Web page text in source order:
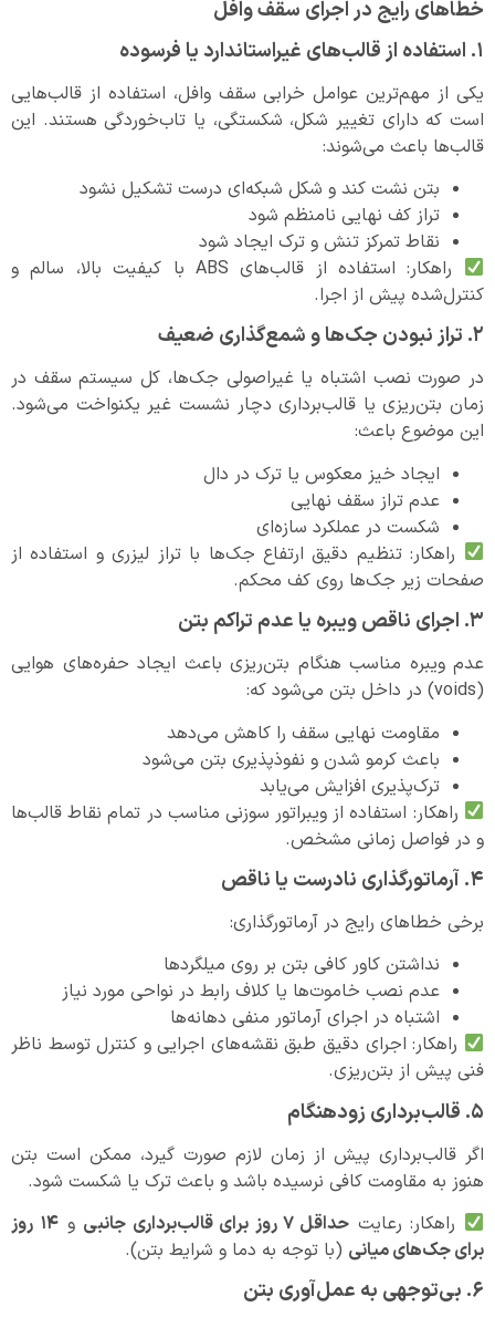
خطاهای رایج در اجرای سقف وافل
۱. استفاده از قالب‌های غیراستاندارد یا فرسوده
یکی از مهم‌ترین عوامل خرابی سقف وافل، استفاده از قالب‌هایی
است که دارای تغییر شکل، شکستگی، یا تاب‌خوردگی هستند. این
قالب‌ها باعث می‌شوند:
بتن نشت کند و شکل شبکه‌ای درست تشکیل نشود
تراز کف نهایی نامنظم شود
نقاط تمرکز تنش و ترک ایجاد شود
راهکار: استفاده از قالب‌های ABS با کیفیت بالا، سالم و
کنترل‌شده پیش از اجرا.
۲. تراز نبودن جک‌ها و شمع‌گذاری ضعیف
در صورت نصب اشتباه یا غیراصولی جک‌ها، کل سیستم سقف در
زمان بتن‌ریزی یا قالب‌برداری دچار نشست غیر یکنواخت می‌شود.
این موضوع باعث:
ایجاد خیز معکوس یا ترک در دال
عدم تراز سقف نهایی
شکست در عملکرد سازه‌ای
راهکار: تنظیم دقیق ارتفاع جک‌ها با تراز لیزری و استفاده از
صفحات زیر جک‌ها روی کف محکم.
۳. اجرای ناقص ویبره یا عدم تراکم بتن
عدم ویبره مناسب هنگام بتن‌ریزی باعث ایجاد حفره‌های هوایی
(voids) در داخل بتن می‌شود که:
مقاومت نهایی سقف را کاهش می‌دهد
باعث کرمو شدن و نفوذپذیری بتن می‌شود
ترک‌پذیری افزایش می‌یابد
راهکار: استفاده از ویبراتور سوزنی مناسب در تمام نقاط قالب‌ها
و در فواصل زمانی مشخص.
۴. آرماتورگذاری نادرست یا ناقص
برخی خطاهای رایج در آرماتورگذاری:
نداشتن کاور کافی بتن بر روی میلگردها
عدم نصب خاموت‌ها یا کلاف رابط در نواحی مورد نیاز
اشتباه در اجرای آرماتور منفی دهانه‌ها
راهکار: اجرای دقیق طبق نقشه‌های اجرایی و کنترل توسط ناظر
فنی پیش از بتن‌ریزی.
۵. قالب‌برداری زودهنگام
اگر قالب‌برداری پیش از زمان لازم صورت گیرد، ممکن است بتن
هنوز به مقاومت کافی نرسیده باشد و باعث ترک یا شکست شود.
راهکار: رعایت حداقل ۷روز برای قالب‌برداری جانبیو ۱۴ روز
برای جک‌های میانی(با توجه به دما و شرایط بتن).
۶. بی‌توجهی به عمل‌آوری بتن